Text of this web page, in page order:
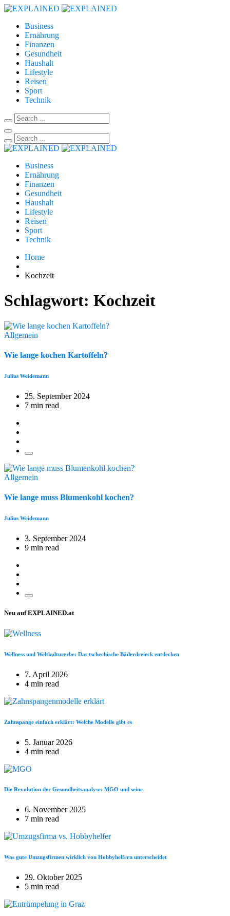
Business
Ernährung
Finanzen
Gesundheit
Haushalt
Lifestyle
Reisen
Sport
Technik
Business
Ernährung
Finanzen
Gesundheit
Haushalt
Lifestyle
Reisen
Sport
Technik
Home
Kochzeit
Schlagwort: Kochzeit
Allgemein
Wie lange kochen Kartoffeln?
Julius Weidemann
25. September 2024
7 min read
Allgemein
Wie lange muss Blumenkohl kochen?
Julius Weidemann
3. September 2024
9 min read
Neu auf EXPLAINED.at
Wellness und Weltkulturerbe: Das tschechische Bäderdreieck entdecken
7. April 2026
4 min read
Zahnspange einfach erklärt: Welche Modelle gibt es
5. Januar 2026
4 min read
Die Revolution der Gesundheitsanalyse: MGO und seine
6. November 2025
7 min read
Was gute Umzugsfirmen wirklich von Hobbyhelfern unterscheidet
29. Oktober 2025
5 min read